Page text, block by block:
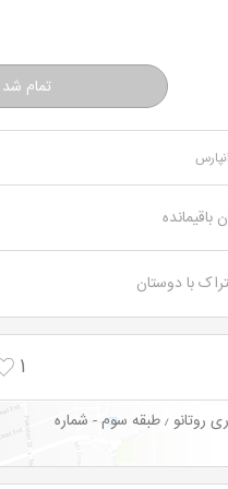
باقیمانده
با دوستان
1
پردیس سینمایی روتانو . تهرانپارس٫ اتوبان باقری به سمت شمال٫ خیابان شهید سردار سلیمانی شرق٫ جنب بانک پارسیان ٫ مجتمع تجاری روتانو ٫ طبقه سوم - شماره